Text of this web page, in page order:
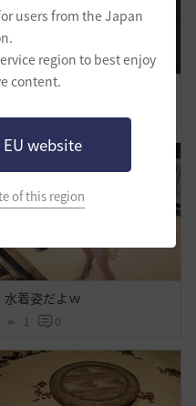
users from the Japan
region to best enjoy
content.
website
of this region
美容の時間
0 0
水着姿だよｗ
1 0